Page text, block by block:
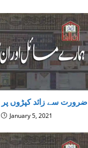
ضرورت سے زائد کپڑوں پر
January 5, 2021